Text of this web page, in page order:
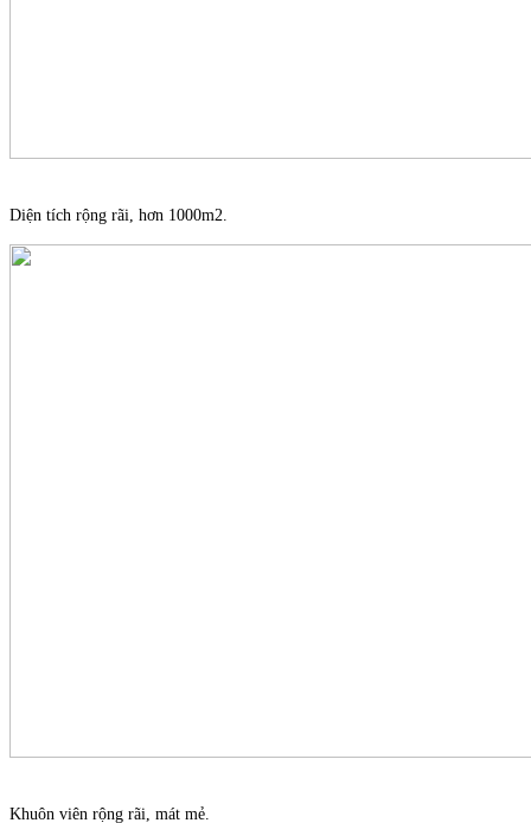
Diện tích rộng rãi, hơn 1000m2.
Khuôn viên rộng rãi, mát mẻ.